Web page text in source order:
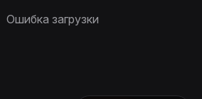
Ошибка загрузки